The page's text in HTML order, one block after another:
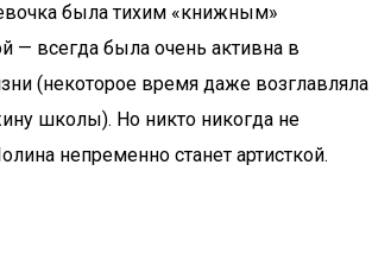
была тихим «книжным»
— всегда была очень активна в
(некоторое время даже возглавляла
школы). Но никто никогда не
непременно станет артисткой.